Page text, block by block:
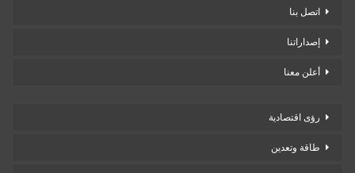
اتصل بنا
إصداراتنا
أعلن معنا
رؤى اقتصادية
طاقة وتعدين